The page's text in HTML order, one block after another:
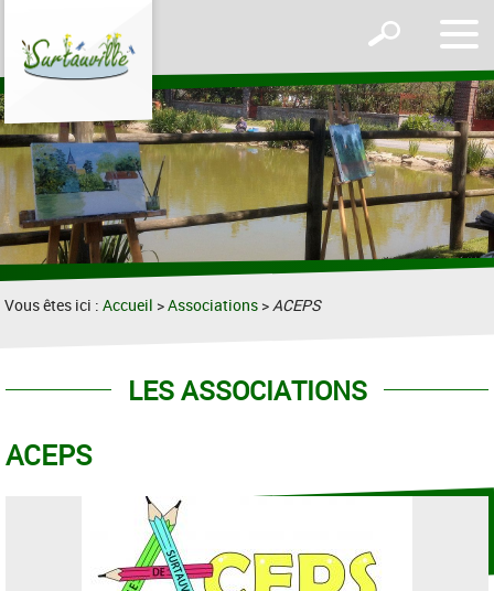
le
Afficher
formulaire
de
recherche
Vous êtes ici :Accueil >Associations >ACEPS
LES ASSOCIATIONS
ACEPS